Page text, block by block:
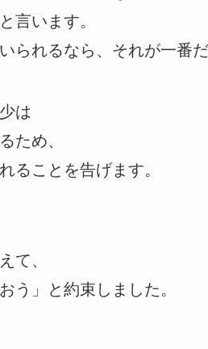
言います。
られるなら、それが一番だ
は
ため、
ることを告げます。
て、
う」と約束しました。